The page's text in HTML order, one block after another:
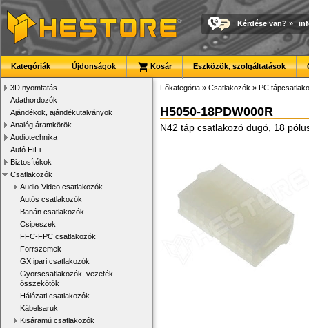
Kérdése van? »
Kategóriák Újdonságok Kosár Eszközök, szolgáltatások
3D nyomtatás
Adathordozók
Ajándékok, ajándékutalványok
Analóg áramkörök
Audiotechnika
Autó HiFi
Biztosítékok
Csatlakozók
Audio-Video csatlakozók
Autós csatlakozók
Banán csatlakozók
Csipeszek
FFC-FPC csatlakozók
Forrszemek
GX ipari csatlakozók
Gyorscsatlakozók, vezeték
összekötők
Hálózati csatlakozók
Kábelsaruk
Kisáramú csatlakozók
Főkategória » Csatlakozók » PC
H5050-18PDW000R
N42 táp csatlakozó dugó, 18